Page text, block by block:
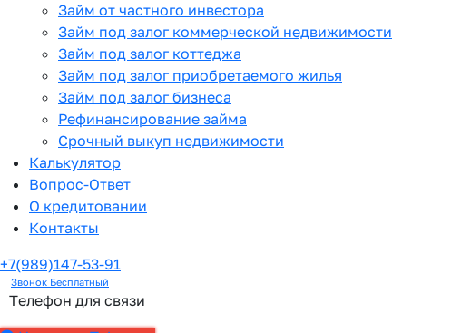
Займ от частного инвестора
Займ под залог коммерческой недвижимости
Займ под залог коттеджа
Займ под залог приобретаемого жилья
Займ под залог бизнеса
Рефинансирование займа
Срочный выкуп недвижимости
Калькулятор
Вопрос-Ответ
О кредитовании
Контакты
+7(989)147-53-91
Звонок Бесплатный
Телефон для связи